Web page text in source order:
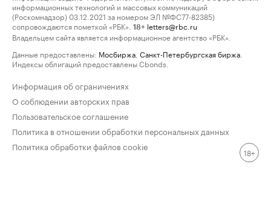
информационных технологий и массовых коммуникаций
(Роскомнадзор) 03.12.2021 за номером ЭЛ №ФС77-82385)
сопровождаются пометкой «РБК».
18+ letters@rbc.ru
Владельцем сайта является информационное агентство «РБК».
Данные предоставлены: Мосбиржа Санкт-Петербургская биржа
Индексы облигаций предоставлены Cbonds.
Информация об ограничениях
О соблюдении авторских прав
Пользовательское соглашение
Политика в отношении обработки персональных данных
Политика обработки файлов cookie
18+